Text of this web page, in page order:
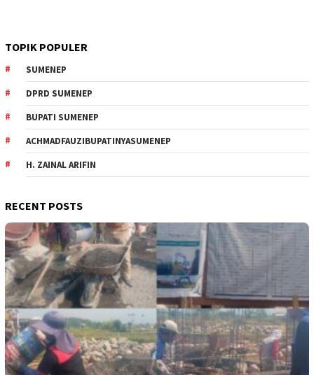
TOPIK POPULER
SUMENEP
DPRD SUMENEP
BUPATI SUMENEP
ACHMADFAUZIBUPATINYASUMENEP
H. ZAINAL ARIFIN
RECENT POSTS